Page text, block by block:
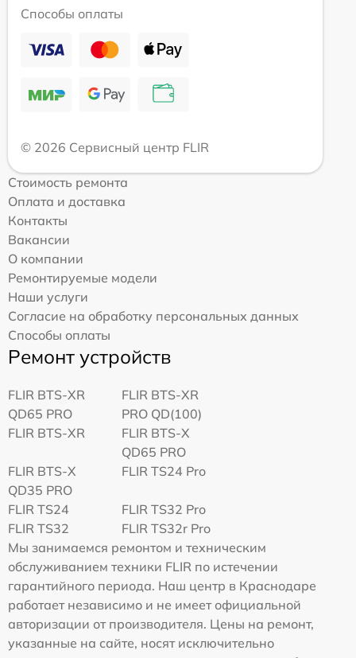
Способы оплаты
© 2026 Сервисный центр FLIR
Стоимость ремонта
Оплата и доставка
Контакты
Вакансии
О компании
Ремонтируемые модели
Наши услуги
Согласие на обработку персональных данных
Способы оплаты
Ремонт устройств
FLIR BTS-XR
QD65 PRO
FLIR BTS-XR
PRO QD(100)
FLIR BTS-XR
FLIR BTS-X
QD65 PRO
FLIR BTS-X
QD35 PRO
FLIR TS24 Pro
FLIR TS24
FLIR TS32 Pro
FLIR TS32
FLIR TS32r Pro
Мы занимаемся ремонтом и техническим
обслуживанием техники FLIR по истечении
гарантийного периода. Наш центр в Краснодаре
работает независимо и не имеет официальной
авторизации от производителя. Цены на ремонт,
указанные на сайте, носят исключительно